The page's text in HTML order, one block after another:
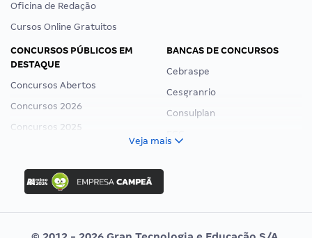
Oficina de Redação
Cursos Online Gratuitos
CONCURSOS PÚBLICOS EM
DESTAQUE
Concursos Abertos
Concursos 2026
Concursos 2025
Concurso Ibama
Concurso MPU
Editais publicados
BANCAS DE CONCURSOS
Cebraspe
Cesgranrio
Consulplan
Veja mais